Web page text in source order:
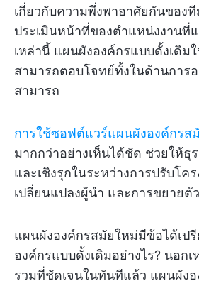
เกี่ยวกับความพึ่งพาอาศัยกันของ
ประเมินหน้าที่ของตำแหน่งงานที่
เหล่านี้ แผนผังองค์กรแบบดั้งเดิม
สามารถตอบโจทย์ทั้งในด้านการ
สามารถ
การใช้ซอฟต์แวร์แผนผังองค์กรส
มากกว่าอย่างเห็นได้ชัด ช่วยให้ธุ
และเชิงรุกในระหว่างการปรับโค
เปลี่ยนแปลงผู้นำ และการขยายตั
แผนผังองค์กรสมัยใหม่มีข้อได้เป
องค์กรแบบดั้งเดิมอย่างไร? นอก
รวมที่ชัดเจนในทันทีแล้ว แผนผัง